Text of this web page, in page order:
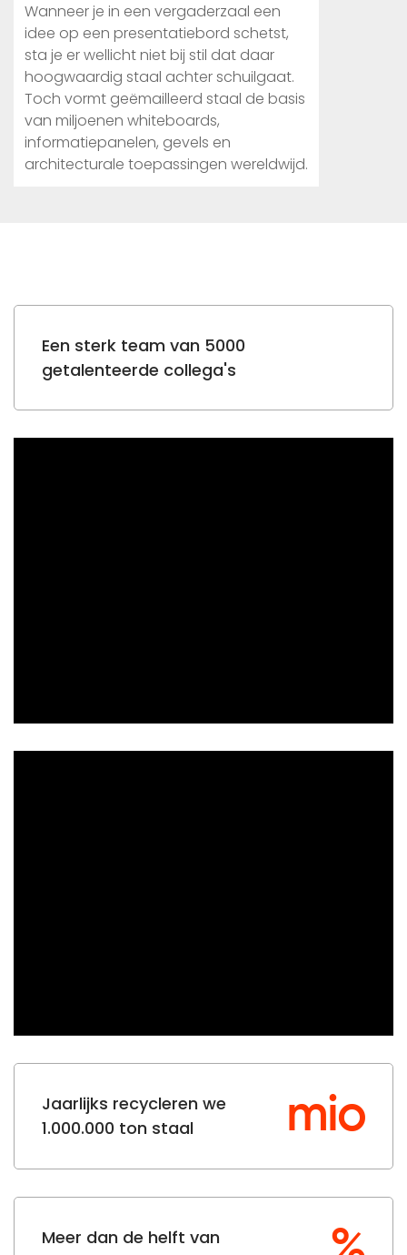
Wanneer je in een vergaderzaal een
idee op een presentatiebord schetst,
sta je er wellicht niet bij stil dat daar
hoogwaardig staal achter schuilgaat.
Toch vormt geëmailleerd staal de basis
van miljoenen whiteboards,
informatiepanelen, gevels en
architecturale toepassingen wereldwijd.
Een sterk team van 5000
getalenteerde collega's
Jaarlijks recycleren we
1.000.000 ton staal
mio
Meer dan de helft van